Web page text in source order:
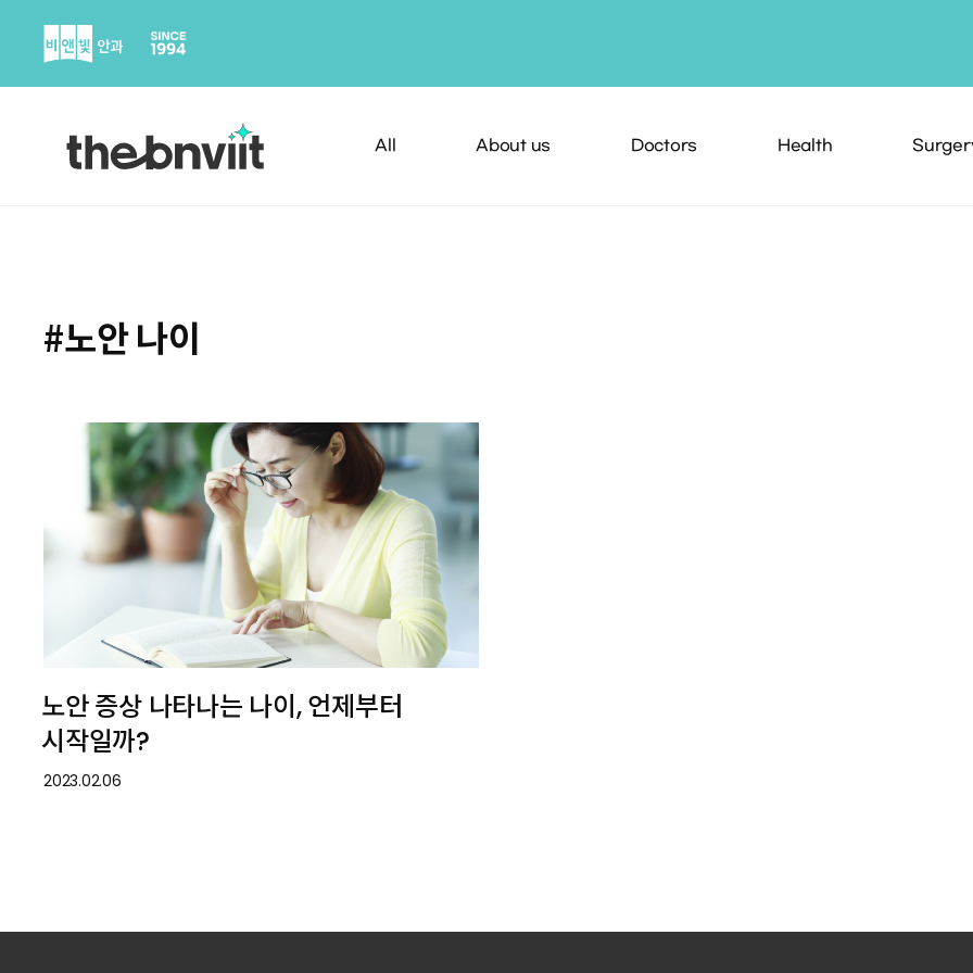
content
All About us Doctors Health
#노안 나이
노안 증상 나타나는 나이, 언제부터
시작일까?
2023.02.06